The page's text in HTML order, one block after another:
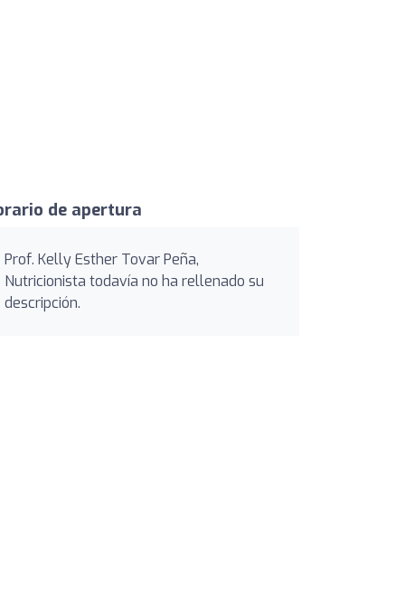
de apertura
Prof. Kelly Esther Tovar Peña,
Nutricionista todavía no ha rellenado su
descripción.